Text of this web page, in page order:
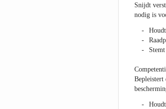
Snijdt
nodig is
Bepleistert